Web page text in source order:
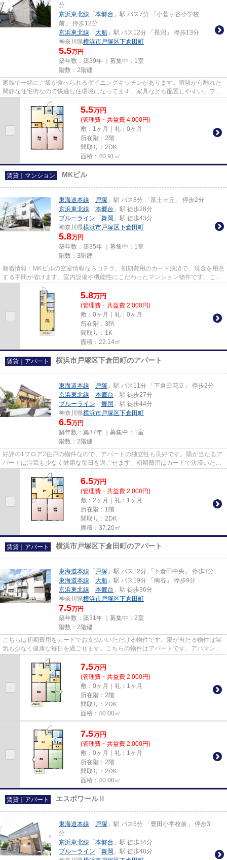
分
京浜東北線 「 本郷台 」駅 バス7分 「小菅ヶ谷小学校
前」 停歩12分
京浜東北線 「 大船 」駅 バス12分 「長沼」 停歩13分
神奈川県横浜市戸塚区下倉田町
5.5万円
築年数：築39年 ｜募集中： 1室
階数：2階建
家族で一緒にご飯が食べられるダイニングキッチンがあります。喧騒から離れた
閑静な住宅街なので快適な住環境になってます。家具なども配置しやすい、フロ
ーリングとなっています。横...
5.5万円
(管理費・共益費 4,000円)
敷：1ヶ月｜礼：0ヶ月
所在階：2階
間取り：2DK
面積：40.91㎡
賃貸｜マンション MKビル
東海道本線 「 戸塚 」駅 バス8分 「富士ヶ丘」 停歩2分
京浜東北線 「 本郷台 」駅 徒歩28分
ブルーライン 「 舞岡 」駅 徒歩43分
神奈川県横浜市戸塚区下倉田町
5.8万円
築年数：築35年 ｜募集中： 1室
階数：3階建
新着情報：MKビルの空室情報ならコチラ。初期費用のカード決済で、現金を用意
する手間が省けます。室内設備や機能性にこだわったマンション物件です。こだ
わりたい条件などがあれば、0...
5.8万円
(管理費・共益費 2,000円)
敷：0ヶ月｜礼：0ヶ月
所在階：3階
間取り：1K
面積：22.14㎡
賃貸｜アパート 横浜市戸塚区下倉田町のアパート
東海道本線 「 戸塚 」駅 バス11分 「下倉田花立」 停歩2分
京浜東北線 「 本郷台 」駅 徒歩27分
ブルーライン 「 舞岡 」駅 徒歩44分
神奈川県横浜市戸塚区下倉田町
6.5万円
築年数：築37年 ｜募集中： 1室
階数：2階建
好評の1フロア2住戸の物件なので、アパートの独立性も良好です。陽が当たるア
パートは湿気も少なく健康な毎日を過ごせます。初期費用はカードで決済いただ
けます。こちらの物件はアパ...
6.5万円
(管理費・共益費 2,000円)
敷：2ヶ月｜礼：1ヶ月
所在階：1階
間取り：2DK
面積：37.20㎡
賃貸｜アパート 横浜市戸塚区下倉田町のアパート
東海道本線 「 戸塚 」駅 バス12分 「下倉田中央」 停歩3分
東海道本線 「 大船 」駅 バス19分 「南谷」 停歩9分
京浜東北線 「 本郷台 」駅 徒歩36分
神奈川県横浜市戸塚区下倉田町
7.5万円
築年数：築31年 ｜募集中： 2室
階数：2階建
こちらは初期費用をカードでお支払いいただける物件です。陽が当たる物件は湿
気も少なく健康な毎日を過ごせます。こちらの物件はアパートです。アパマンメ
イトは賃貸物件を豊富に取り...
7.5万円
(管理費・共益費 2,000円)
敷：0ヶ月｜礼：1ヶ月
所在階：2階
間取り：2DK
面積：40.00㎡
7.5万円
(管理費・共益費 2,000円)
敷：0ヶ月｜礼：1ヶ月
所在階：2階
間取り：2DK
面積：40.00㎡
賃貸｜アパート エスポワールⅡ
東海道本線 「 戸塚 」駅 バス6分 「豊田小学校前」 停歩3
分
京浜東北線 「 本郷台 」駅 徒歩34分
ブルーライン 「 舞岡 」駅 徒歩40分